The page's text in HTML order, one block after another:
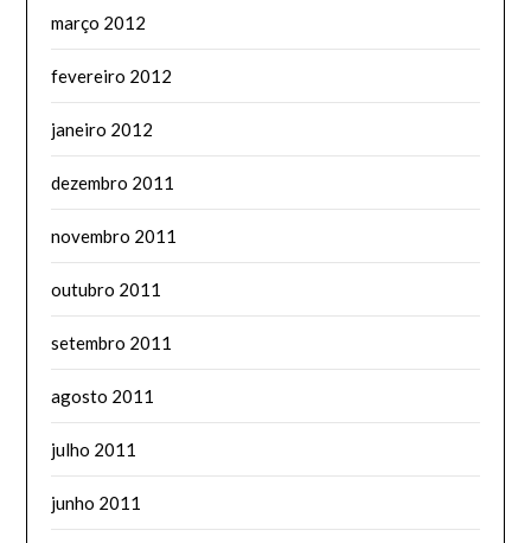
março 2012
fevereiro 2012
janeiro 2012
dezembro 2011
novembro 2011
outubro 2011
setembro 2011
agosto 2011
julho 2011
junho 2011